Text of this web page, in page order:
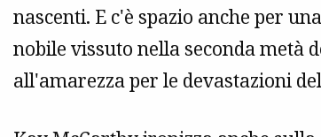
nascenti. E c'è spazio anche per
nobile vissuto nella seconda metà
all'amarezza per le devastazioni